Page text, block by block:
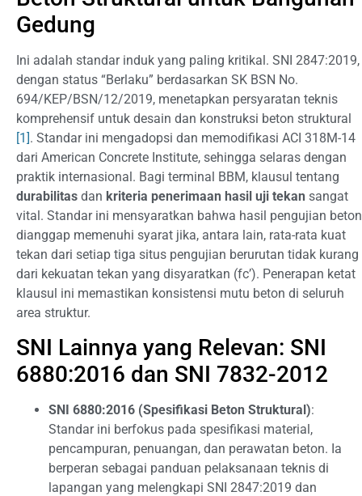
Gedung
Ini adalah standar induk yang paling kritikal. SNI 2847:2019,
dengan status “Berlaku” berdasarkan SK BSN No.
694/KEP/BSN/12/2019, menetapkan persyaratan teknis
komprehensif untuk desain dan konstruksi beton struktural
[1]. Standar ini mengadopsi dan memodifikasi ACI 318M-14
dari American Concrete Institute, sehingga selaras dengan
praktik internasional. Bagi terminal BBM, klausul tentang
durabilitas dan kriteria penerimaan hasil uji tekan sangat
vital. Standar ini mensyaratkan bahwa hasil pengujian beton
dianggap memenuhi syarat jika, antara lain, rata-rata kuat
tekan dari setiap tiga situs pengujian berurutan tidak kurang
dari kekuatan tekan yang disyaratkan (fc’). Penerapan ketat
klausul ini memastikan konsistensi mutu beton di seluruh
area struktur.
SNI Lainnya yang Relevan: SNI
6880:2016 dan SNI 7832-2012
SNI 6880:2016 (Spesifikasi Beton Struktural):
Standar ini berfokus pada spesifikasi material,
pencampuran, penuangan, dan perawatan beton. Ia
berperan sebagai panduan pelaksanaan teknis di
lapangan yang melengkapi SNI 2847:2019 dan